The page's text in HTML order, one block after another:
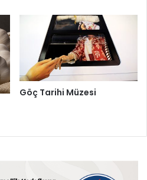
Göç Tarihi Müzesi